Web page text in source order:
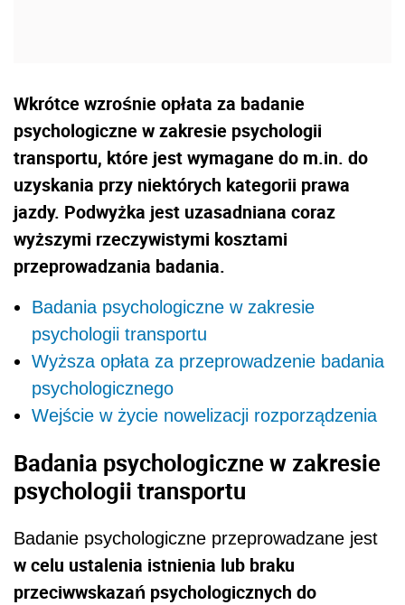
Wkrótce wzrośnie opłata za badanie
psychologiczne w zakresie psychologii
transportu, które jest wymagane do m.in. do
uzyskania przy niektórych kategorii prawa
jazdy. Podwyżka jest uzasadniana coraz
wyższymi rzeczywistymi kosztami
przeprowadzania badania.
Badania psychologiczne w zakresie
psychologii transportu
Wyższa opłata za przeprowadzenie badania
psychologicznego
Wejście w życie nowelizacji rozporządzenia
Badania psychologiczne w zakresie
psychologii transportu
Badanie psychologiczne przeprowadzane jest
w celu ustalenia istnienia lub braku
przeciwwskazań psychologicznych do